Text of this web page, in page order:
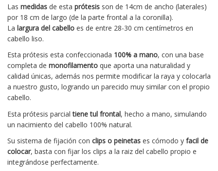
Las medidas de esta prótesis son de 14cm de ancho (laterales)
por 18 cm de largo (de la parte frontal a la coronilla).
La largura del cabello es de entre 28-30 cm centímetros en
cabello liso.
Esta prótesis esta confeccionada 100% a mano, con una base
completa de monofilamento que aporta una naturalidad y
calidad únicas, además nos permite modificar la raya y colocarla
a nuestro gusto, logrando un parecido muy similar con el propio
cabello.
Esta prótesis parcialtiene tul frontal, hecho a mano, simulando
un nacimiento del cabello 100% natural.
Su sistema de fijación con clips o peinetas es cómodo y facil de
colocar, basta con fijar los clips a la raiz del cabello propio e
integrándose perfectamente.